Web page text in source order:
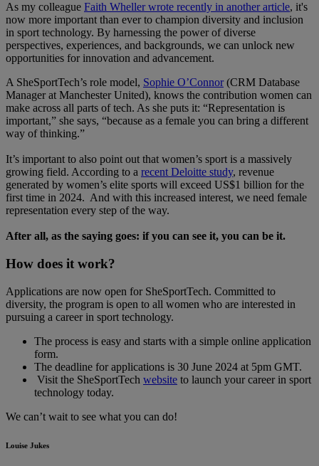
As my colleague Faith Wheller wrote recently in another article, it's
now more important than ever to champion diversity and inclusion
in sport technology. By harnessing the power of diverse
perspectives, experiences, and backgrounds, we can unlock new
opportunities for innovation and advancement.
A SheSportTech’s role model, Sophie O’Connor(CRM Database
Manager at Manchester United), knows the contribution women can
make across all parts of tech. As she puts it: “Representation is
important,” she says, “because as a female you can bring a different
way of thinking.”
It’s important to also point out that women’s sport is a massively
growing field. According to a recent Deloitte study, revenue
generated by women’s elite sports will exceed US$1 billion for the
first time in 2024. And with this increased interest, we need female
representation every step of the way.
After all, as the saying goes: if you can see it, you can be it.
How does it work?
Applications are now open for SheSportTech. Committed to
diversity, the program is open to all women who are interested in
pursuing a career in sport technology.
The process is easy and starts with a simple online application
form.
The deadline for applications is 30 June 2024 at 5pm GMT.
Visit the SheSportTech website to launch your career in sport
technology today.
We can’t wait to see what you can do!
Louise Jukes